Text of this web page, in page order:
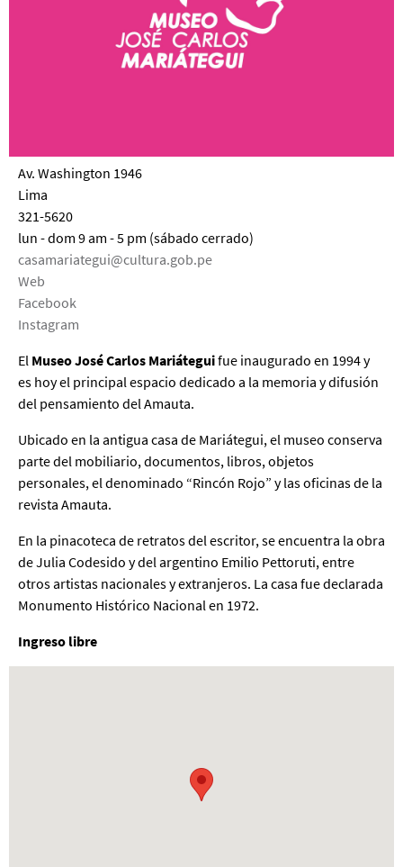
Av. Washington 1946
Lima
321-5620
lun - dom 9 am - 5 pm (sábado cerrado)
casamariategui@cultura.gob.pe
Web
Facebook
Instagram
El Museo José Carlos Mariáteguifue inaugurado en 1994 y
es hoy el principal espacio dedicado a la memoria y difusión
del pensamiento del Amauta.
Ubicado en la antigua casa de Mariátegui, el museo conserva
parte del mobiliario, documentos, libros, objetos
personales, el denominado “Rincón Rojo” y las oficinas de la
revista Amauta.
En la pinacoteca de retratos del escritor, se encuentra la obra
de Julia Codesido y del argentino Emilio Pettoruti, entre
otros artistas nacionales y extranjeros. La casa fue declarada
Monumento Histórico Nacional en 1972.
Ingreso libre